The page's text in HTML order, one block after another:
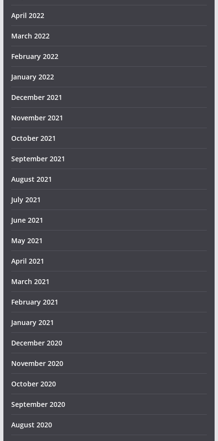
April 2022
March 2022
February 2022
January 2022
December 2021
November 2021
October 2021
September 2021
August 2021
July 2021
June 2021
May 2021
April 2021
March 2021
February 2021
January 2021
December 2020
November 2020
October 2020
September 2020
August 2020